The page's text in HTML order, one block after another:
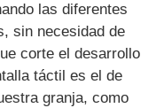
las diferentes
sin necesidad de
corte el desarrollo
táctil es el de
granja, como